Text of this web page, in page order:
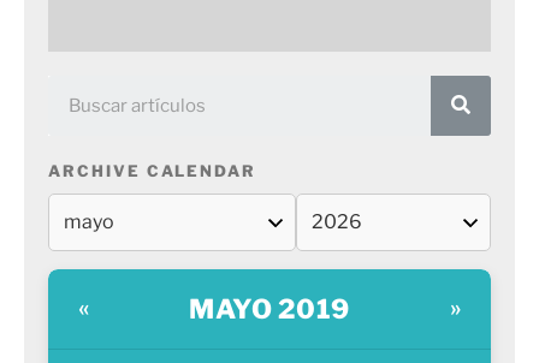
ARCHIVE CALENDAR
« MAYO 2019 »